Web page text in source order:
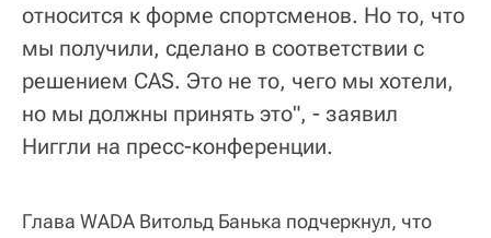
относится к форме спортсменов. Но то, что
мы получили, сделано в соответствии с
решением CAS. Это не то, чего мы хотели,
но мы должны принять это", - заявил
Ниггли на пресс-конференции.
Глава WADA Витольд Банька подчеркнул, что